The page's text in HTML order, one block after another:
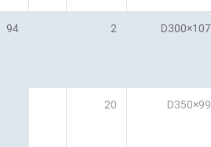
D300×107
2
94
D350×99
20